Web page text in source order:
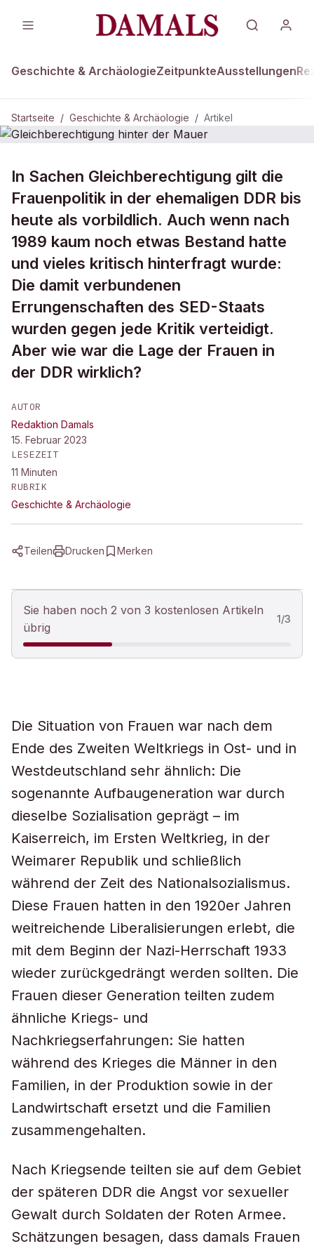
Geschichte & ArchäologieZeitpunkteAusstellungen
Startseite / Geschichte & Archäologie / Artikel
GESCHICHTE & ARCHÄOLOGIE
Gleichberechtigung hinter der Mauer
In Sachen Gleichberechtigung gilt die
Frauenpolitik in der ehemaligen DDR bis
heute als vorbildlich. Auch wenn nach
1989 kaum noch etwas Bestand hatte
und vieles kritisch hinterfragt wurde:
Die damit verbundenen
Errungenschaften des SED-Staats
wurden gegen jede Kritik verteidigt.
Aber wie war die Lage der Frauen in
der DDR wirklich?
AUTOR
Redaktion Damals
15. Februar 2023
LESEZEIT
11 Minuten
RUBRIK
Geschichte & Archäologie
Teilen Drucken Merken
Sie haben noch 2 von 3 kostenlosen Artikeln
übrig
1/3
Die Situation von Frauen war nach dem
Ende des Zweiten Weltkriegs in Ost- und in
Westdeutschland sehr ähnlich: Die
sogenannte Aufbaugeneration war durch
dieselbe Sozialisation geprägt – im
Kaiserreich, im Ersten Weltkrieg, in der
Weimarer Republik und schließlich
während der Zeit des Nationalsozialismus.
Diese Frauen hatten in den 1920er Jahren
weitreichende Liberalisierungen erlebt, die
mit dem Beginn der Nazi-Herrschaft 1933
wieder zurückgedrängt werden sollten. Die
Frauen dieser Generation teilten zudem
ähnliche Kriegs- und
Nachkriegserfahrungen: Sie hatten
während des Krieges die Männer in den
Familien, in der Produktion sowie in der
Landwirtschaft ersetzt und die Familien
zusammengehalten.
Nach Kriegsende teilten sie auf dem Gebiet
der späteren DDR die Angst vor sexueller
Gewalt durch Soldaten der Roten Armee.
Schätzungen besagen, dass damals Frauen